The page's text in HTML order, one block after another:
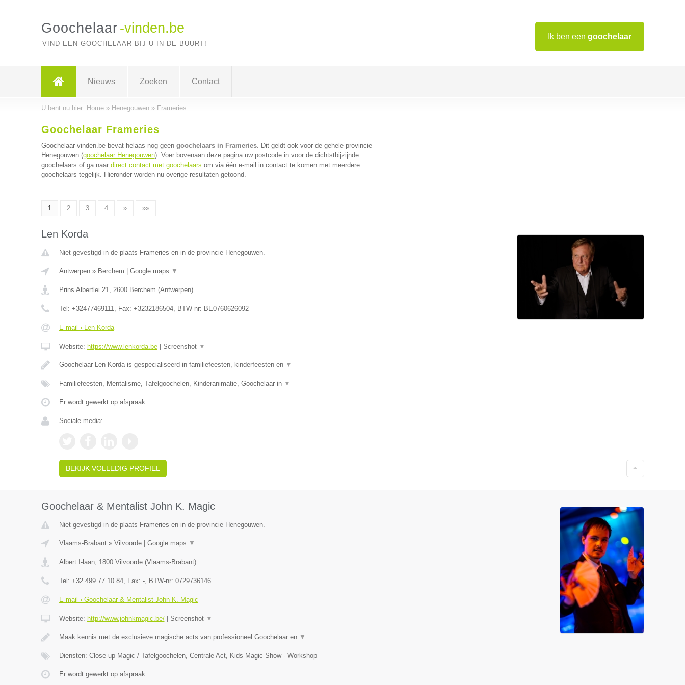
Ik ben een goochelaar
Goochelaar -vinden.be
VIND EEN GOOCHELAAR BIJ U IN DE BUURT!
Nieuws Zoeken Contact
U bent nu hier: Home» Henegouwen» Frameries
Goochelaar Frameries
Goochelaar-vinden.be bevat helaas nog geen goochelaars in Frameries. Dit geldt ook voor de gehele provincie
Henegouwen (goochelaar Henegouwen). Voer bovenaan deze pagina uw postcode in voor de dichtstbijzijnde
goochelaars of ga naar direct contact met goochelaars om via één e-mail in contact te komen met meerdere
goochelaars tegelijk. Hieronder worden nu overige resultaten getoond.
1 2 3 4 » »»
Len Korda
Niet gevestigd in de plaats Frameries en in de provincie Henegouwen.
Antwerpen» Berchem Google maps ▼
Prins Albertlei 21, 2600 Berchem (Antwerpen)
Tel: +32477469111, Fax: +3232186504, BTW-nr: BE0760626092
E-mail › Len Korda
Website: https://www.lenkorda.be| Screenshot ▼
Goochelaar Len Korda is gespecialiseerd in familiefeesten, kinderfeesten en ▼
Familiefeesten, Mentalisme, Tafelgoochelen, Kinderanimatie, Goochelaar in ▼
Er wordt gewerkt op afspraak.
Sociale media:
BEKIJK VOLLEDIG PROFIEL
Goochelaar & Mentalist John K. Magic
Niet gevestigd in de plaats Frameries en in de provincie Henegouwen.
Vlaams-Brabant» Vilvoorde| Google maps ▼
Albert I-laan, 1800 Vilvoorde(Vlaams-Brabant)
Tel: +32 499 77 10 84, Fax: -, BTW-nr: 0729736146
E-mail › Goochelaar & Mentalist John K. Magic
Website: http://www.johnkmagic.be/| Screenshot ▼
Maak kennis met de exclusieve magische acts van professioneel Goochelaar en ▼
Diensten: Close-up Magic / Tafelgoochelen, Centrale Act, Kids Magic Show - Workshop
Er wordt gewerkt op afspraak.